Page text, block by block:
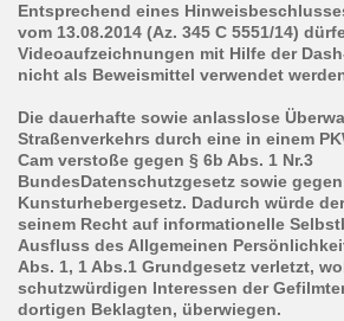
Entsprechend eines
vom 13.08.2014 (Az. 345 C 5551/14)
Videoaufzeichnungen mit Hilfe der
nicht als Beweismittel verwendet
Die dauerhafte sowie anlasslose
Straßenverkehrs durch eine in einem
Cam verstoße gegen § 6b Abs. 1 Nr.3
BundesDatenschutzgesetz sowie gegen
Kunsturhebergesetz. Dadurch würde
seinem Recht auf informationelle
Ausfluss des Allgemeinen
Abs. 1, 1 Abs.1 Grundgesetz verletzt,
schutzwürdigen Interessen der
dortigen Beklagten, überwiegen.